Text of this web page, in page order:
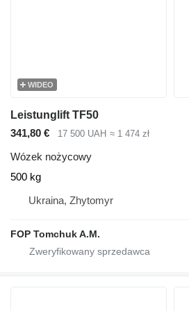
WIDEO
Leistunglift TF50
341,80 €
17 500 UAH ≈ 1 474 zł
Wózek nożycowy
500 kg
Ukraina, Zhytomyr
FOP Tomchuk A.M.